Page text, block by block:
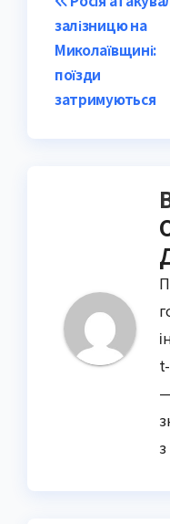
залізницю на
Миколаївщині:
поїзди
затримуються